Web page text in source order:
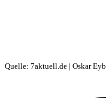
Quelle: 7aktuell.de | Oskar Eyb